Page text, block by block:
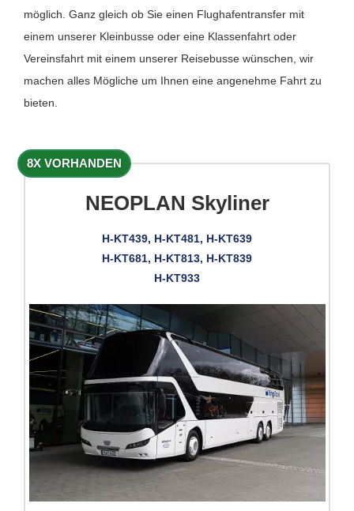
möglich. Ganz gleich ob Sie einen Flughafentransfer mit
einem unserer Kleinbusse oder eine Klassenfahrt oder
Vereinsfahrt mit einem unserer Reisebusse wünschen, wir
machen alles Mögliche um Ihnen eine angenehme Fahrt zu
bieten.
8X VORHANDEN
NEOPLAN Skyliner
H-KT439, H-KT481, H-KT639
H-KT681, H-KT813, H-KT839
H-KT933